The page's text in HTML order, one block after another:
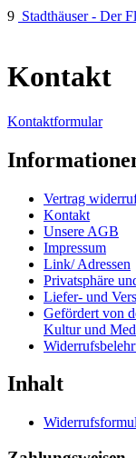
9 Stadthäuser - Der
Kontakt
Kontaktformular
Vertrag
Kontakt
Unsere AGB
Impressum
Link/ Adressen
Privatsphäre
Liefer- und
Gefördert von
Kultur und
Inhalt